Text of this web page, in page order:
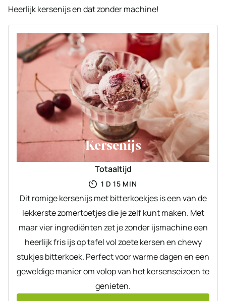
Heerlijk kersenijs en dat zonder machine!
Kersenijs
Totaaltijd
1 DAG
D 15 MINUTEN
MIN
Dit romige kersenijs met bitterkoekjes is een van de
lekkerste zomertoetjes die je zelf kunt maken. Met
maar vier ingrediënten zet je zonder ijsmachine een
heerlijk fris ijs op tafel vol zoete kersen en chewy
stukjes bitterkoek. Perfect voor warme dagen en een
geweldige manier om volop van het kersenseizoen te
genieten.